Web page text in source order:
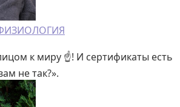
к миру ☝️! И сертификаты есть
не так?».